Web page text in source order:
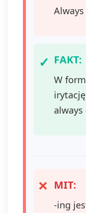
FAKT:
W
irytację
MIT:
-ing